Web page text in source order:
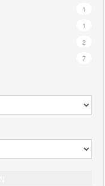
1
1
2
7